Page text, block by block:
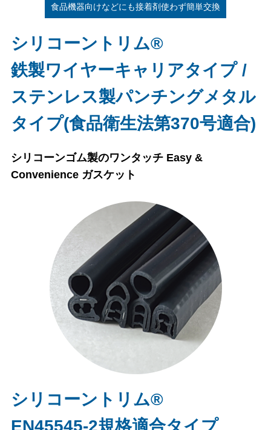
食品機器向けなどにも接着剤使わず簡単交換
シリコーントリム®
鉄製ワイヤーキャリアタイプ /
ステンレス製パンチングメタル
タイプ(食品衛生法第370号適合)
シリコーンゴム製のワンタッチ Easy &
Convenience ガスケット
シリコーントリム®
EN45545-2規格適合タイプ